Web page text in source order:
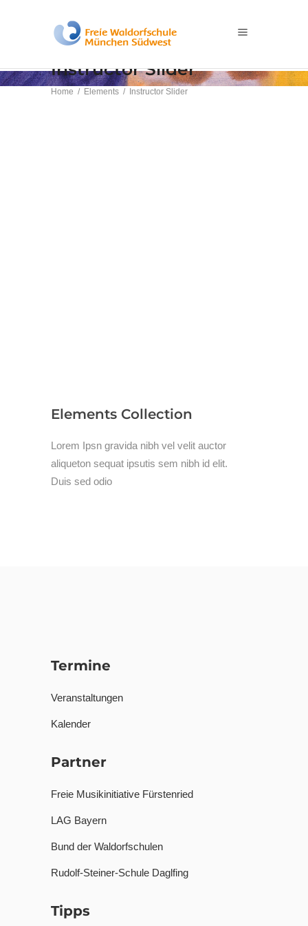
Instructor Slider
Home / Elements / Instructor Slider
Elements Collection
Lorem Ipsn gravida nibh vel velit auctor
aliqueton sequat ipsutis sem nibh id elit.
Duis sed odio
Termine
Veranstaltungen
Kalender
Partner
Freie Musikinitiative Fürstenried
LAG Bayern
Bund der Waldorfschulen
Rudolf-Steiner-Schule Daglfing
Tipps